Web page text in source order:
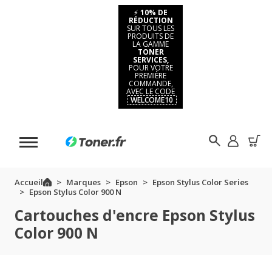
⚡ 10% DE
RÉDUCTION
SUR TOUS LES
PRODUITS DE
LA GAMME
TONER
SERVICES,
POUR VOTRE
PREMIÈRE
COMMANDE,
AVEC LE CODE
WELCOME10
Accueil Marques Epson
Epson Stylus Color Series
Epson Stylus Color 900 N
Cartouches d'encre Epson Stylus
Color 900 N